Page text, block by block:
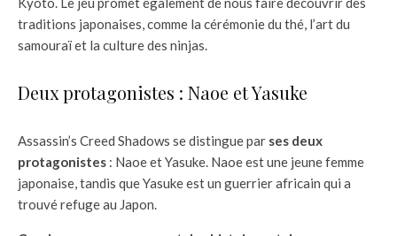
traditions japonaises, comme la cérémonie du thé, l’art du
samouraï et la culture des ninjas.
Deux protagonistes : Naoe et Yasuke
Assassin’s Creed Shadows se distingue par ses deux
protagonistes : Naoe et Yasuke. Naoe est une jeune femme
japonaise, tandis que Yasuke est un guerrier africain qui a
trouvé refuge au Japon.